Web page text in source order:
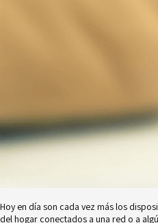
Hoy en día son cada vez más los
del hogar conectados a una red o a